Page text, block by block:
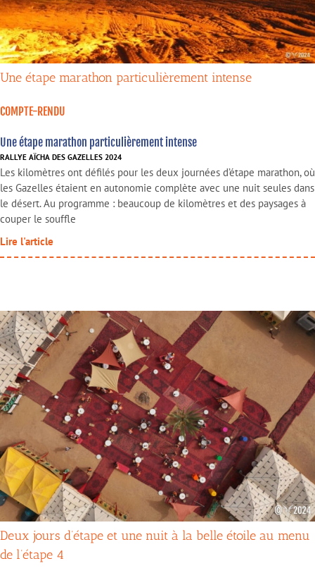
Une étape marathon particulièrement intense
COMPTE-RENDU
Une étape marathon particulièrement intense
RALLYE AÏCHA DES GAZELLES 2024
Les kilomètres ont défilés pour les deux journées d’étape marathon, où
les Gazelles étaient en autonomie complète avec une nuit seules dans
le désert. Au programme : beaucoup de kilomètres et des paysages à
couper le souffle
Lire l'article
Deux jours d’étape et une nuit à la belle étoile au menu
de l’étape 4